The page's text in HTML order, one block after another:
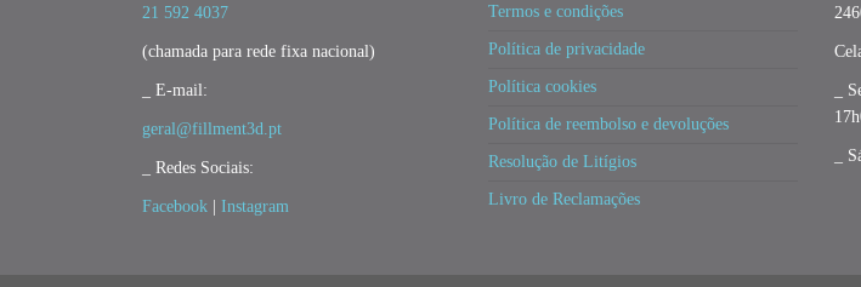
21 592 4037
(chamada para rede fixa nacional)
_ E-mail:
geral@fillment3d.pt
_ Redes Sociais:
Facebook | Instagram
Termos e condições
Política de privacidade
Política cookies
Política de reembolso e devoluções
Resolução de Litígios
Livro de Reclamações
_
_